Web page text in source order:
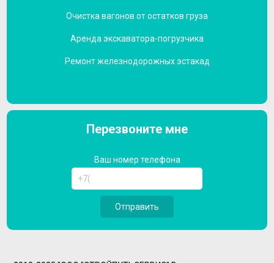
Очистка вагонов от остатков груза
Аренда экскаватора-погрузчика
Ремонт железнодорожных эстакад
Перезвоните мне
Ваш номер телефона
Отправить